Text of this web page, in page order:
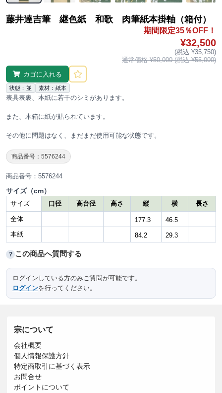
藤井達吉筆 継色紙 和歌 肉筆紙本掛軸（箱付）
期間限定35％OFF！
¥32,500
(税込 ¥35,750)
通常価格 ¥50,000 (税込 ¥55,000)
カゴに入れる
状態：並 素材：紙本
表具表裏、本紙に若干のシミがあります。
また、木箱に紙が貼られています。
その他に問題はなく、まだまだ使用可能な状態です。
商品番号：5576244
商品番号：5576244
サイズ（cm）
サイズ 口径 高台径 高さ 縦 横 長さ
全体 177.3
46.5
本紙
84.2 29.3
? この商品へ質問する
ログインしている方のみご質問が可能です。
ログインを行ってください。
宗について
会社概要
個人情報保護方針
特定商取引に基づく表示
お問合せ
ポイントについて